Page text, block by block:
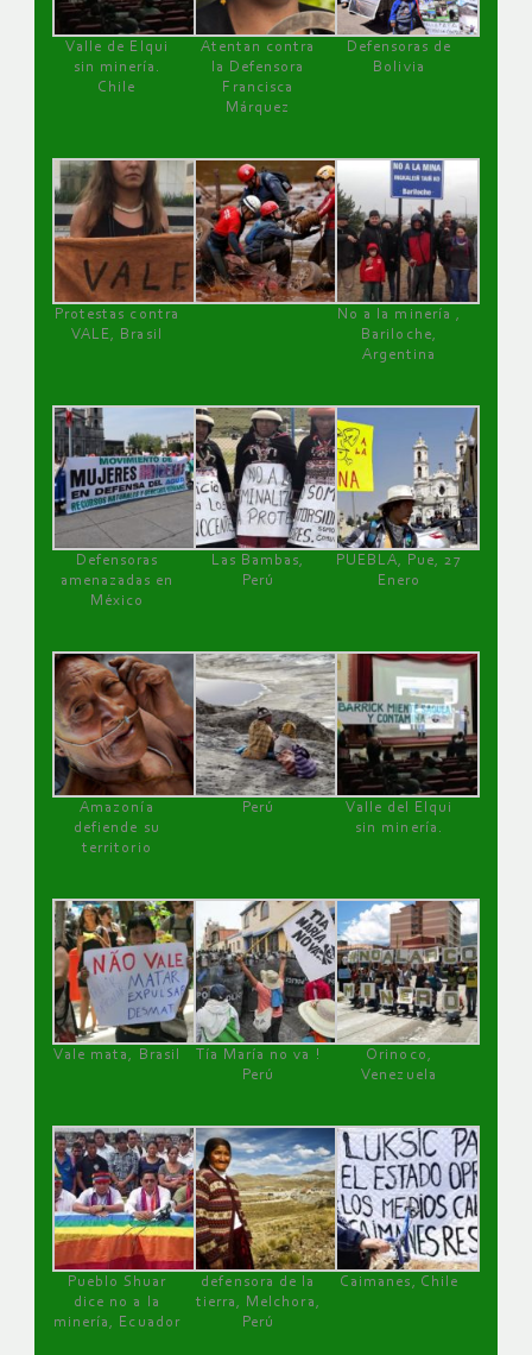
Valle de Elqui
sin minería.
Chile
Atentan contra
la Defensora
Francisca
Márquez
Defensoras de
Bolivia
Protestas contra
VALE, Brasil
No a la minería ,
Bariloche,
Argentina
Defensoras
amenazadas en
México
Las Bambas,
Perú
PUEBLA, Pue, 27
Enero
Amazonía
defiende su
territorio
Perú
Valle del Elqui
sin minería.
Vale mata, Brasil
Tía María no va !
Perú
Orinoco,
Venezuela
Pueblo Shuar
dice no a la
minería, Ecuador
defensora de la
tierra, Melchora,
Perú
Caimanes, Chile